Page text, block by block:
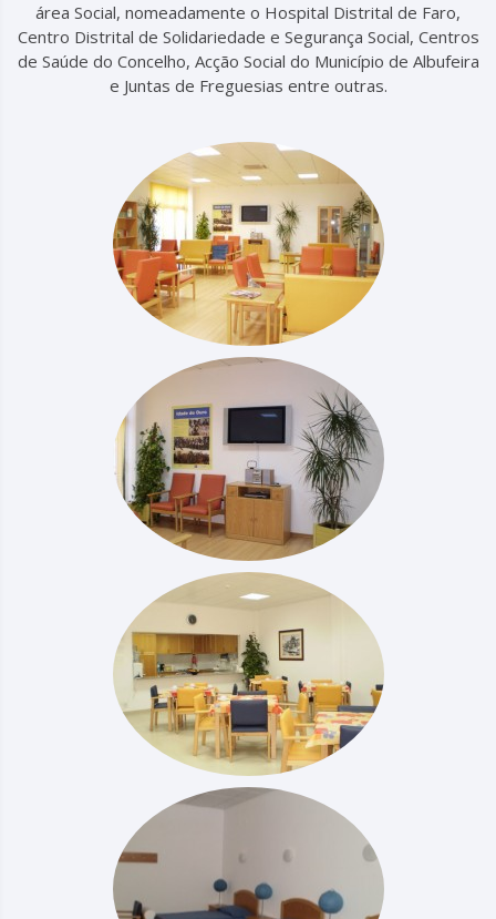
área Social, nomeadamente o Hospital Distrital de Faro,
Centro Distrital de Solidariedade e Segurança Social, Centros
de Saúde do Concelho, Acção Social do Município de Albufeira
e Juntas de Freguesias entre outras.